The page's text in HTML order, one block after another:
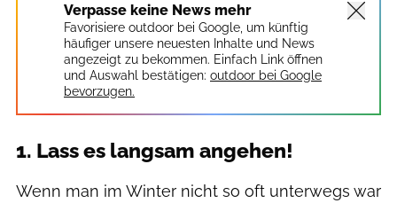
Verpasse keine News mehr
Favorisiere outdoor bei Google, um künftig
häufiger unsere neuesten Inhalte und News
angezeigt zu bekommen. Einfach Link öffnen
und Auswahl bestätigen: outdoor bei Google
bevorzugen.
1. Lass es langsam angehen!
Wenn man im Winter nicht so oft unterwegs war